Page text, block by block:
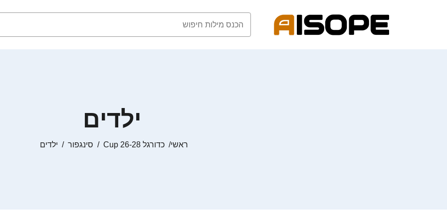
ילדים
ראשי כדורגל Cup 26-28 סינגפור ילדים